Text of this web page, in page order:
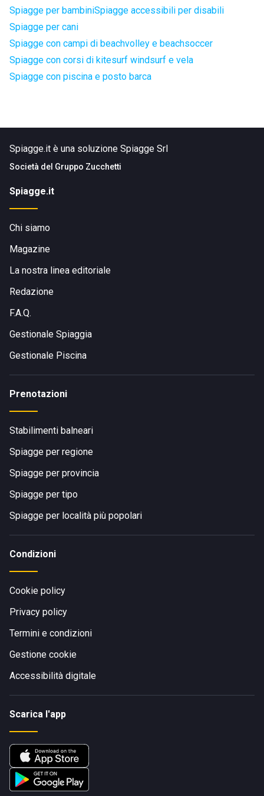
Spiagge per bambiniSpiagge accessibili per disabili
Spiagge per cani
Spiagge con campi di beachvolley e beachsoccer
Spiagge con corsi di kitesurf windsurf e vela
Spiagge con piscina e posto barca
Spiagge.it è una soluzione Spiagge Srl
Società del Gruppo Zucchetti
Spiagge.it
Chi siamo
Magazine
La nostra linea editoriale
Redazione
F.A.Q.
Gestionale Spiaggia
Gestionale Piscina
Prenotazioni
Stabilimenti balneari
Spiagge per regione
Spiagge per provincia
Spiagge per tipo
Spiagge per località più popolari
Condizioni
Cookie policy
Privacy policy
Termini e condizioni
Gestione cookie
Accessibilità digitale
Scarica l'app